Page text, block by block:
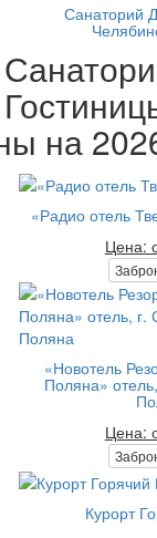
Санаторий
на
«Радио отель
Цена:
«Новотель
Поляна»
Цена:
Курорт